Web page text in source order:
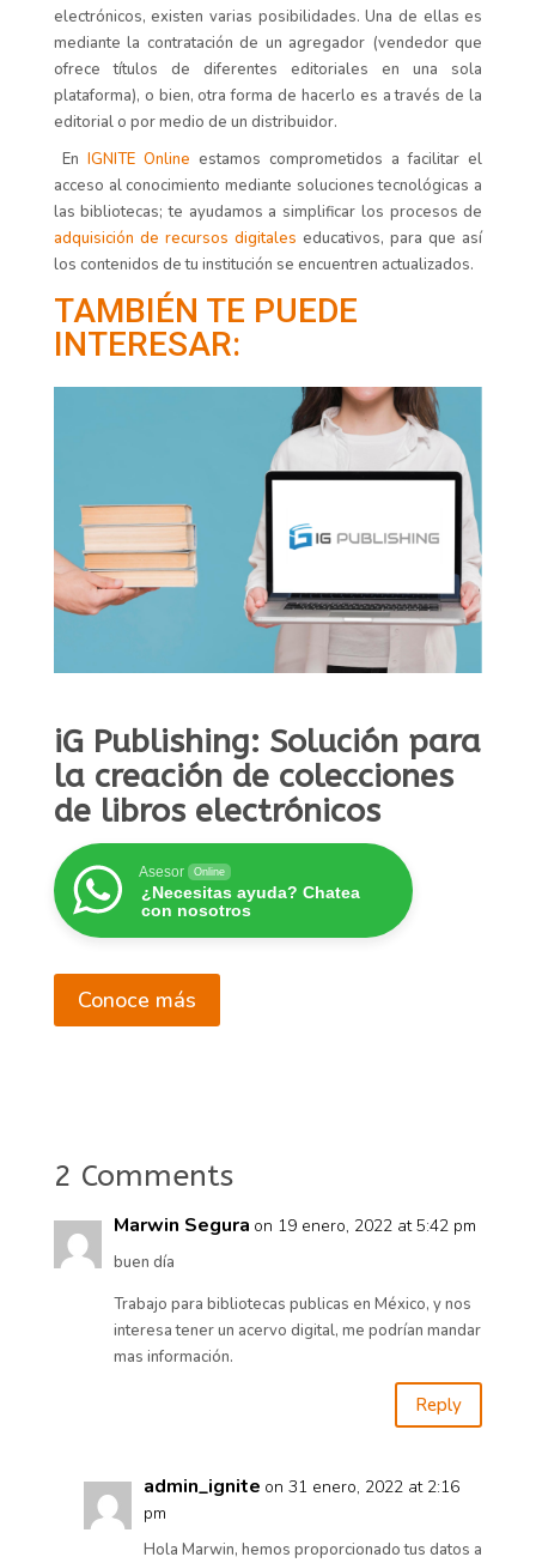
electrónicos, existen varias posibilidades. Una de ellas es
mediante la contratación de un agregador (vendedor que
ofrece títulos de diferentes editoriales en una sola
plataforma), o bien, otra forma de hacerlo es a través de la
editorial o por medio de un distribuidor.
En IGNITE Online estamos comprometidos a facilitar el
acceso al conocimiento mediante soluciones tecnológicas a
las bibliotecas; te ayudamos a simplificar los procesos de
adquisición de recursos digitales educativos, para que así
los contenidos de tu institución se encuentren actualizados.
TAMBIÉN TE PUEDE
INTERESAR:
iG Publishing: Solución para
la creación de colecciones
de libros electrónicos
Asesor Online
¿Necesitas ayuda? Chatea
con nosotros
Conoce más
2 Comments
Marwin Segura on 19 enero, 2022 at 5:42 pm
buen día
Trabajo para bibliotecas publicas en México, y nos
interesa tener un acervo digital, me podrían mandar
mas información.
Reply
admin_ignite on 31 enero, 2022 at 2:16
pm
Hola Marwin, hemos proporcionado tus datos a